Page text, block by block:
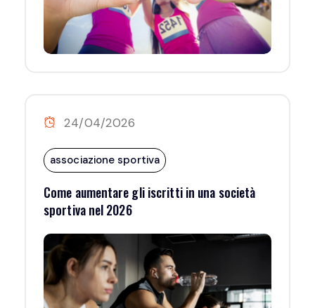
24/04/2026
associazione sportiva
Come aumentare gli iscritti in una società
sportiva nel 2026